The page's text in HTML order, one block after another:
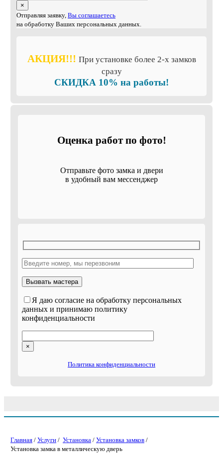
×
Отправляя заявку, Вы соглашаетесь
на обработку Ваших персональных данных.
АКЦИЯ!!! При установке более 2-х замков
сразу
СКИДКА 10% на работы!
Оценка работ по фото!
Отправьте фото замка и двери
в удобный вам мессенджер
Я даю согласие на обработку персональных
данных и принимаю политику
конфиденциальности
×
Политика конфиденциальности
Главная / Услуги / Установка / Установка замков /
Установка замка в металлическую дверь